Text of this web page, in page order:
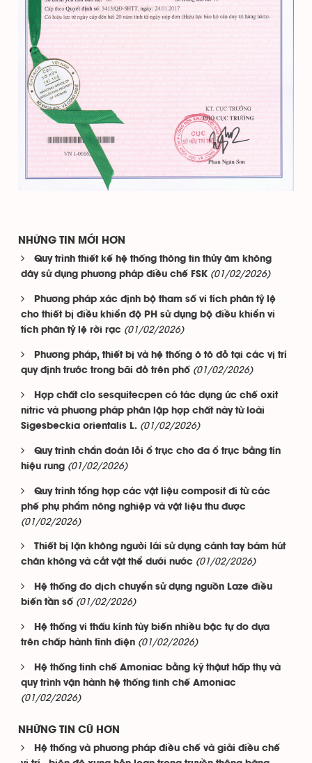
NHỮNG TIN MỚI HƠN
Quy trình thiết kế hệ thống thông tin thủy âm không
dây sử dụng phương pháp điều chế FSK (01/02/2026)
Phương pháp xác định bộ tham số vi tích phân tỷ lệ
cho thiết bị điều khiển độ PH sử dụng bộ điều khiển vi
tích phân tỷ lệ rời rạc (01/02/2026)
Phương pháp, thiết bị và hệ thống ô tô đỗ tại các vị trí
quy định trước trong bãi đỗ trên phố (01/02/2026)
Hợp chất clo sesquitecpen có tác dụng ức chế oxit
nitric và phương pháp phân lập hợp chất này từ loài
Sigesbeckia orientalis L. (01/02/2026)
Quy trình chẩn đoán lỗi ổ trục cho đa ổ trục bằng tín
hiệu rung (01/02/2026)
Quy trình tổng hợp các vật liệu composit đi từ các
phế phụ phẩm nông nghiệp và vật liệu thu được
(01/02/2026)
Thiết bị lặn không người lái sử dụng cánh tay bám hút
chân không và cắt vật thể dưới nước (01/02/2026)
Hệ thống đo dịch chuyển sử dụng nguồn Laze điều
biến tần số (01/02/2026)
Hệ thống vi thấu kính tùy biến nhiều bậc tự do dựa
trên chấp hành tĩnh điện (01/02/2026)
Hệ thống tinh chế Amoniac bằng kỹ thậut hấp thụ và
quy trình vận hành hệ thống tinh chế Amoniac
(01/02/2026)
NHỮNG TIN CŨ HƠN
Hệ thống và phương pháp điều chế và giải điều chế